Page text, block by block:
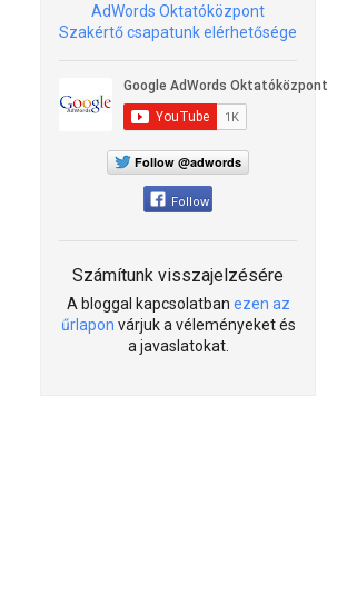
AdWords Oktatóközpont
Szakértő csapatunk elérhetősége
Follow @adwords
Follow
Számítunk visszajelzésére
A bloggal kapcsolatban ezen az
űrlapon várjuk a véleményeket és
a javaslatokat.